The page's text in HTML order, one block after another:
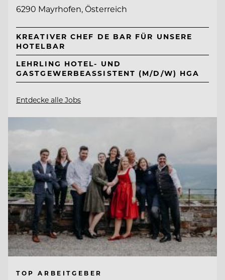
6290 Mayrhofen, Österreich
KREATIVER CHEF DE BAR FÜR UNSERE
HOTELBAR
LEHRLING HOTEL- UND
GASTGEWERBEASSISTENT (M/D/W) HGA
Entdecke alle Jobs
TOP ARBEITGEBER